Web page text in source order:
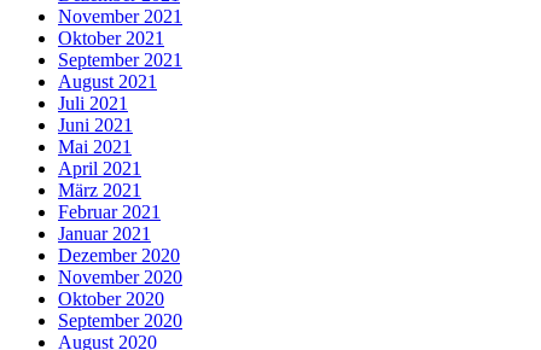
November 2021
Oktober 2021
September 2021
August 2021
Juli 2021
Juni 2021
Mai 2021
April 2021
März 2021
Februar 2021
Januar 2021
Dezember 2020
November 2020
Oktober 2020
September 2020
August 2020